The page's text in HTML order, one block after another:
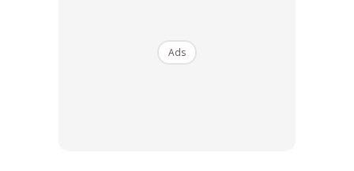
besar dan masak dalam jangka masa yang lama. Pastikan
suhu kuali anggaran dibawah 500C bagi mengelakkan
Ads